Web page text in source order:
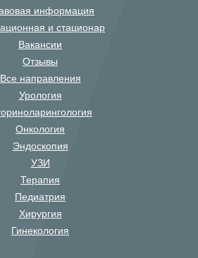
информация
и стационар
Вакансии
Отзывы
Все направления
Урология
Онкология
Эндоскопия
УЗИ
Терапия
Педиатрия
Хирургия
Гинекология